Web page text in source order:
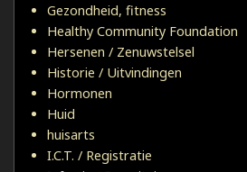
Gezondheid, fitness
Healthy Community Foundation
Hersenen / Zenuwstelsel
Historie / Uitvindingen
Hormonen
Huid
huisarts
I.C.T. / Registratie